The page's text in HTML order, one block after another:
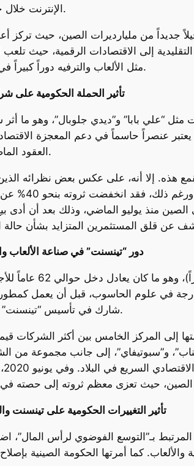
الإنترنت خلال جائحة كوفيد-19.
جديداً من مليارديرات الصين، حيث تركز
إلى الاقتصادات الرقمية، حيث تلعب
مثل الألعاب والترفيه دوراً كبيراً في تكوين الثروات.
تأثير الحملة الحكومية على
“علي بابا” و”ديدي جلوبال”، وهو ما
عنصراً حاسماً في دعم المعجزة
العقود الماضية تباطؤاً كبيراً.
هذه. إلا أنه، على عكس بعض نظرائه
إعلامية واسعة النطاق، اختار “ما”
الصين منذ يوليو الماضي، وذلك بعد أن أدى
دور “تينسنت” في صناعة الألعاب
تأسست شركة “تينسنت” في عام 1998 برأسمال
في علوم الحاسوب، قبل أن يعمل
شارك في تأسيس “تينسنت” مع أربعة آخرين.
إلى المركز الخامس بين أكثر الشركات
و”سبوتيفاي”، إلى جانب مجموعة من
تأثير التغييرات الحكومية على تينسنت
بـ”التوسع الفوضوي لرأس المال”،